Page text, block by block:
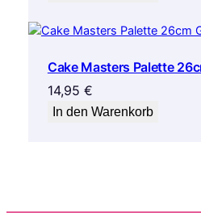
Cake Masters Palette
14,95 €
In den Warenkorb